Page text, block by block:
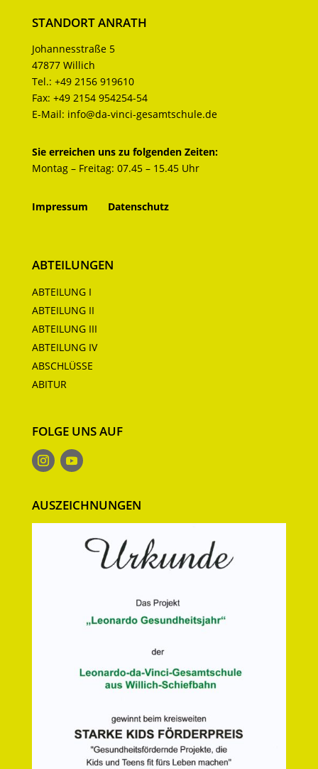
STANDORT ANRATH
Johannesstraße 5
47877 Willich
Tel.: +49 2156 919610
Fax: +49 2154 954254-54
E-Mail: info@da-vinci-gesamtschule.de
Sie erreichen uns zu folgenden Zeiten:
Montag – Freitag: 07.45 – 15.45 Uhr
Impressum Datenschutz
ABTEILUNGEN
ABTEILUNG I
ABTEILUNG II
ABTEILUNG III
ABTEILUNG IV
ABSCHLÜSSE
ABITUR
FOLGE UNS AUF
AUSZEICHNUNGEN